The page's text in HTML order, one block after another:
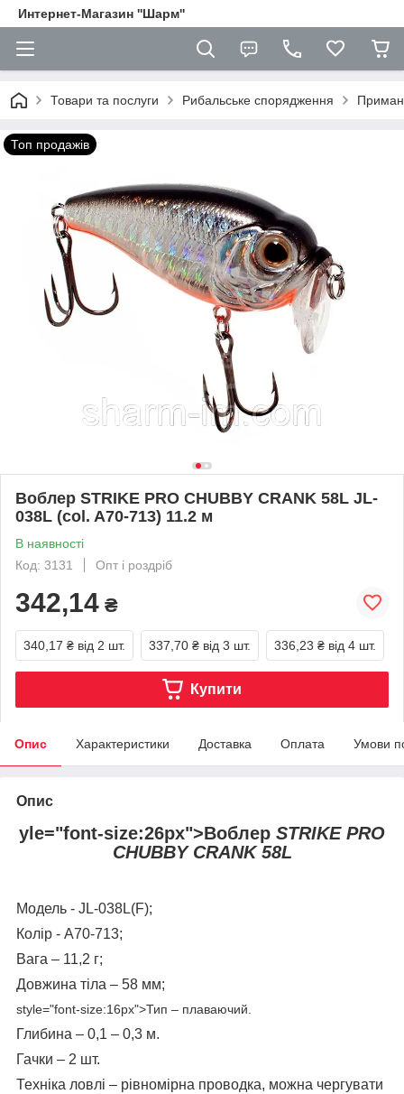
Интернет-Магазин ''Шарм''
Товари та послуги Рибальське спорядження
Топ продажів
Воблер STRIKE PRO CHUBBY CRANK 58L JL-
038L (col. A70-713) 11.2 м
В наявності
Код: 3131
Опт і роздріб
342,14 ₴
340,17 ₴ від 2 шт. 337,70 ₴ від 3 шт. 336,23 ₴ від 4 шт.
Купити
Опис Характеристики Доставка Оплата Умови
Опис
yle="font-size:26px">Воблер STRIKE PRO
CHUBBY CRANK 58L
Модель - JL-038L(F);
Колір - A70-713;
Вага – 11,2 г;
Довжина тіла – 58 мм;
style="font-size:16px">Тип – плаваючий.
Глибина – 0,1 – 0,3 м.
Гачки – 2 шт.
Техніка ловлі – рівномірна проводка, можна чергувати